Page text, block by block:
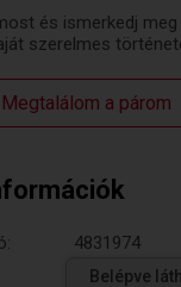
és ismerkedj meg
szerelmes
Megtalálom a párom
4831974
Belépve